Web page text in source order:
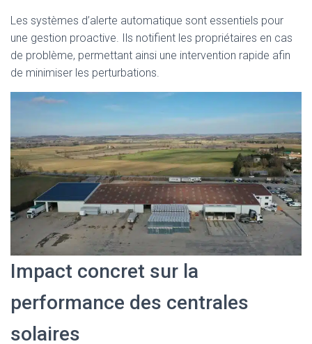
Les systèmes d’alerte automatique sont essentiels pour
une gestion proactive. Ils notifient les propriétaires en cas
de problème, permettant ainsi une intervention rapide afin
de minimiser les perturbations.
Impact concret sur la
performance des centrales
solaires